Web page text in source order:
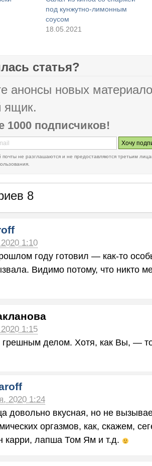
под кунжутно-лимонным
соусом
18.05.2021
статья?
анонсы новых
ящик.
1000 подписчиков!
почты не разглашаются и не предоставляются третьим
8
1:10
году готовил — как-то
Видимо потому, что никто
1:15
делом. Хотя, как Вы, —
2020 1:24
довольно вкусная, но не
оргазмов, как, скажем,
карри, лапша Том Ям и т.д.